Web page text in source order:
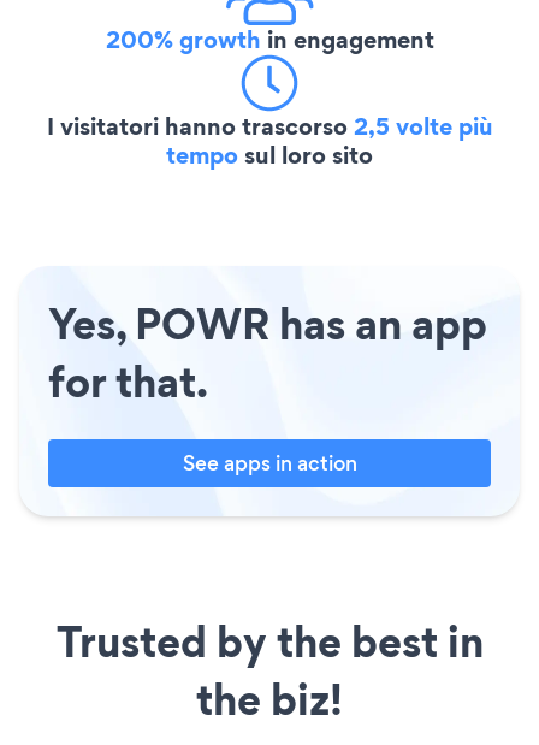
200% growth in engagement
I visitatori hanno trascorso2,5 volte più
temposul loro sito
Yes, POWR has an app
for that.
See apps in action
Trusted by the best in
the biz!